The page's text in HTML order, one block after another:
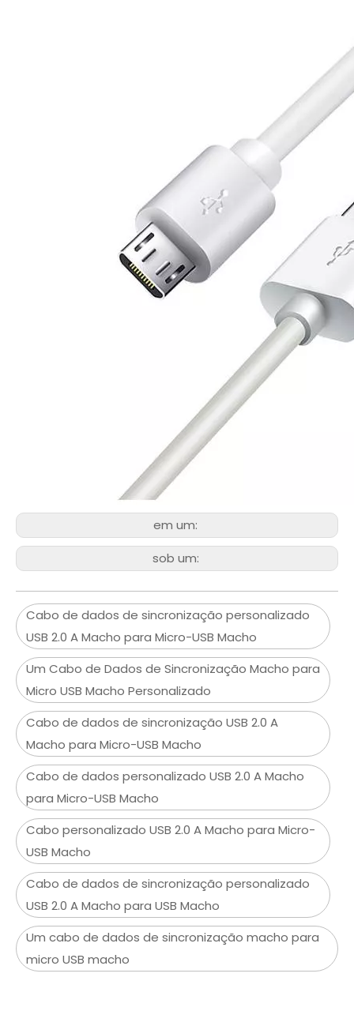
em um:
sob um:
Cabo de dados de sincronização personalizado
USB 2.0 A Macho para Micro-USB Macho
Um Cabo de Dados de Sincronização Macho para
Micro USB Macho Personalizado
Cabo de dados de sincronização USB 2.0 A
Macho para Micro-USB Macho
Cabo de dados personalizado USB 2.0 A Macho
para Micro-USB Macho
Cabo personalizado USB 2.0 A Macho para Micro-
USB Macho
Cabo de dados de sincronização personalizado
USB 2.0 A Macho para USB Macho
Um cabo de dados de sincronização macho para
micro USB macho